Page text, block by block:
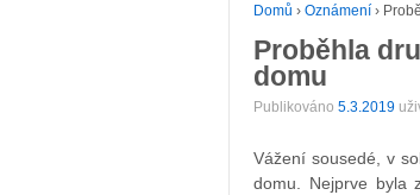
Domů › Oznámení ›
Proběhla
domu
Publikováno 5.3.2019
Vážení sousedé, v
domu. Nejprve byla